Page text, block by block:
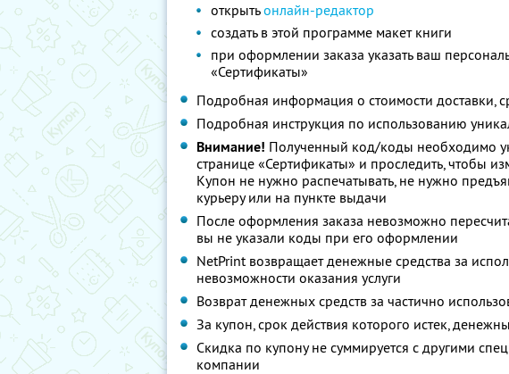
открытьонлайн-редактор
создать в этой программе макет книги
при оформлении заказа указать ваш
«Сертификаты»
Подробная информация о стоимости доставки,
Подробная инструкция по использованию
Внимание! Полученный код/коды необходимо
странице «Сертификаты» и проследить, чтобы
Купон не нужно распечатывать, не нужно
курьеру или на пункте выдачи
После оформления заказа невозможно
вы не указали коды при его оформлении
NetPrint возвращает денежные средства за
невозможности оказания услуги
Возврат денежных средств за частично
За купон, срок действия которого истек,
Скидка по купону не суммируется с другими
компании